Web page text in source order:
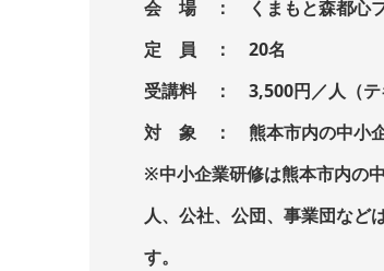
会 場 ： くまもと森都心
定 員 ： 20名
受講料 ： 3,500円／人（テ
対 象 ： 熊本市内の中小企
※中小企業研修は熊本市内の
人、公社、公団、事業団など
す。